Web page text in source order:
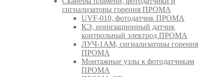
сигнализаторы горения ПРОМА
UVF-010, фотодатчик ПРОМА
КЭ, ионизационный датчик
контрольный электрод ПРОМА
ЛУЧ-1АМ, сигнализаторы горения
ПРОМА
Монтажные узлы к фотодатчикам
ПРОМА